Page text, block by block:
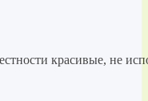
красивые, не